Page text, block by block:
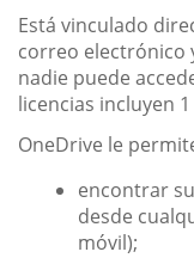
Está vinculado
correo electrónico
nadie puede
licencias incluyen
OneDrive le
encontrar
desde
móvil);